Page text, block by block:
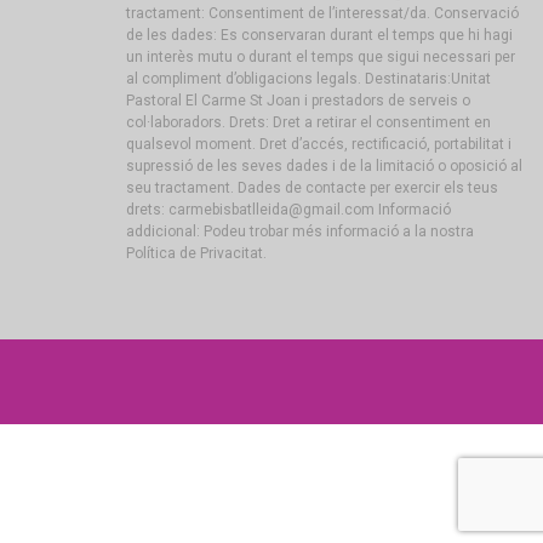
tractament: Consentiment de l’interessat/da. Conservació
de les dades: Es conservaran durant el temps que hi hagi
un interès mutu o durant el temps que sigui necessari per
al compliment d’obligacions legals. Destinataris:Unitat
Pastoral El Carme St Joan i prestadors de serveis o
col·laboradors. Drets: Dret a retirar el consentiment en
qualsevol moment. Dret d’accés, rectificació, portabilitat i
supressió de les seves dades i de la limitació o oposició al
seu tractament. Dades de contacte per exercir els teus
drets: carmebisbatlleida@gmail.com Informació
addicional: Podeu trobar més informació a la nostra
Política de Privacitat.